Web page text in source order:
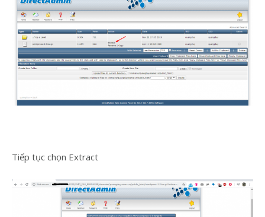
Tiếp tục chọn Extract